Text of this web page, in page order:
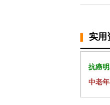
实用
抗癌
中老